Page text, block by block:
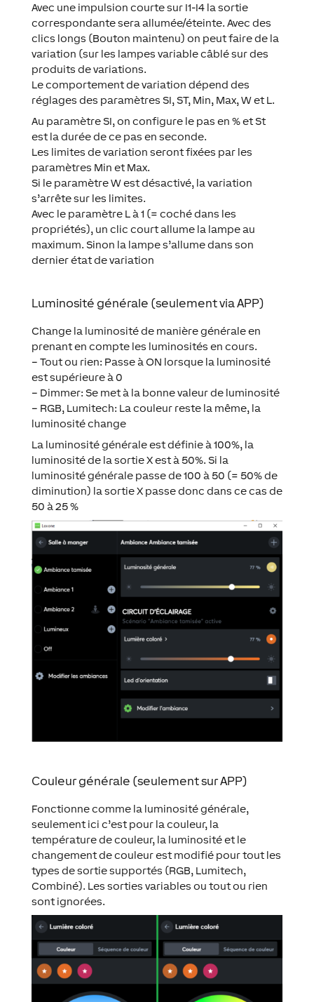
Avec une impulsion courte sur I1-I4 la sortie
correspondante sera allumée/éteinte. Avec des
clics longs (Bouton maintenu) on peut faire de la
variation (sur les lampes variable câblé sur des
produits de variations.
Le comportement de variation dépend des
réglages des paramètres SI, ST, Min, Max, W et L.
Au paramètre SI, on configure le pas en % et St
est la durée de ce pas en seconde.
Les limites de variation seront fixées par les
paramètres Min et Max.
Si le paramètre W est désactivé, la variation
s’arrête sur les limites.
Avec le paramètre L à 1 (= coché dans les
propriétés), un clic court allume la lampe au
maximum. Sinon la lampe s’allume dans son
dernier état de variation
Luminosité générale (seulement via APP)
Change la luminosité de manière générale en
prenant en compte les luminosités en cours.
– Tout ou rien: Passe à ON lorsque la luminosité
est supérieure à 0
– Dimmer: Se met à la bonne valeur de luminosité
– RGB, Lumitech: La couleur reste la même, la
luminosité change
La luminosité générale est définie à 100%, la
luminosité de la sortie X est à 50%. Si la
luminosité générale passe de 100 à 50 (= 50% de
diminution) la sortie X passe donc dans ce cas de
50 à 25 %
Couleur générale (seulement sur APP)
Fonctionne comme la luminosité générale,
seulement ici c’est pour la couleur, la
température de couleur, la luminosité et le
changement de couleur est modifié pour tout les
types de sortie supportés (RGB, Lumitech,
Combiné). Les sorties variables ou tout ou rien
sont ignorées.